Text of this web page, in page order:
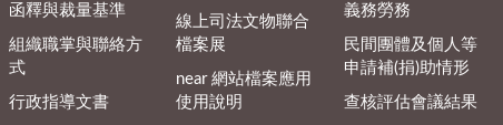
函釋與裁量基準
組織職掌與聯絡方
式
行政指導文書
線上司法文物聯合
檔案展
near 網站檔案應用
使用說明
義務勞務
民間團體及個人等
申請補(捐)助情形
查核評估會議結果